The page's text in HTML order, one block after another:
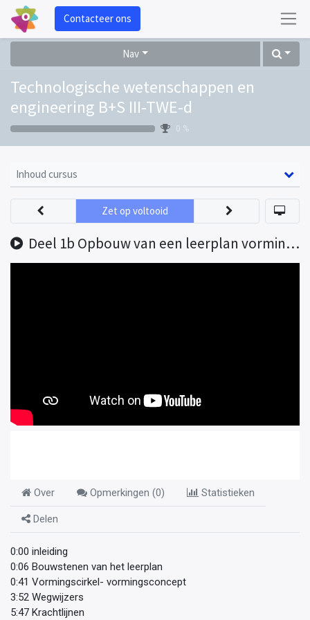
Contacteer ons
Nav
Technologische wetenschappen en
engineering B+S III-TWE-d
0 %
Inhoud cursus
Deel 1b Opbouw van een leerplan vormingsconcept
Zet op voltooid
Over Opmerkingen (0) Statistieken
Delen
0:00 inleiding
0:06 Bouwstenen van het leerplan
0:41 Vormingscirkel- vormingsconcept
3:52 Wegwijzers
5:47 Krachtlijnen